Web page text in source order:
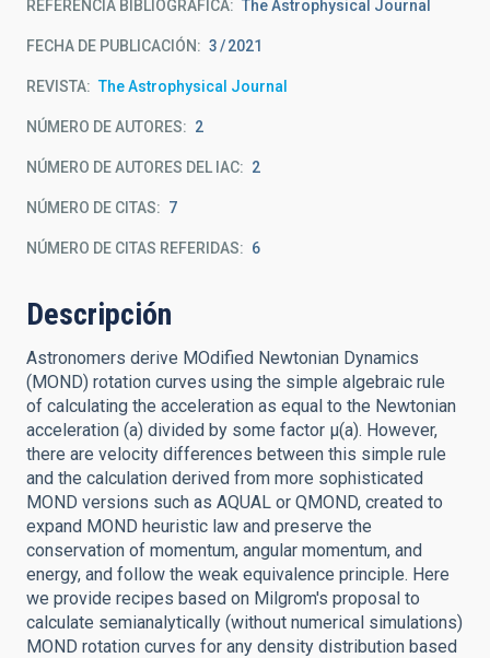
REFERENCIA BIBLIOGRÁFICA The Astrophysical Journal
FECHA DE PUBLICACIÓN: 3 2021
REVISTA The Astrophysical Journal
NÚMERO DE AUTORES 2
NÚMERO DE AUTORES DEL IAC 2
NÚMERO DE CITAS 7
NÚMERO DE CITAS REFERIDAS 6
Descripción
Astronomers derive MOdified Newtonian Dynamics
(MOND) rotation curves using the simple algebraic rule
of calculating the acceleration as equal to the Newtonian
acceleration (a) divided by some factor μ(a). However,
there are velocity differences between this simple rule
and the calculation derived from more sophisticated
MOND versions such as AQUAL or QMOND, created to
expand MOND heuristic law and preserve the
conservation of momentum, angular momentum, and
energy, and follow the weak equivalence principle. Here
we provide recipes based on Milgrom's proposal to
calculate semianalytically (without numerical simulations)
MOND rotation curves for any density distribution based